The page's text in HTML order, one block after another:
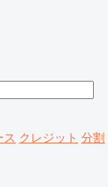
ス クレジット 分割